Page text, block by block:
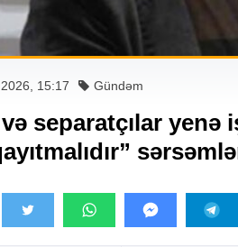
15:17 Gündəm
separatçılar yenə